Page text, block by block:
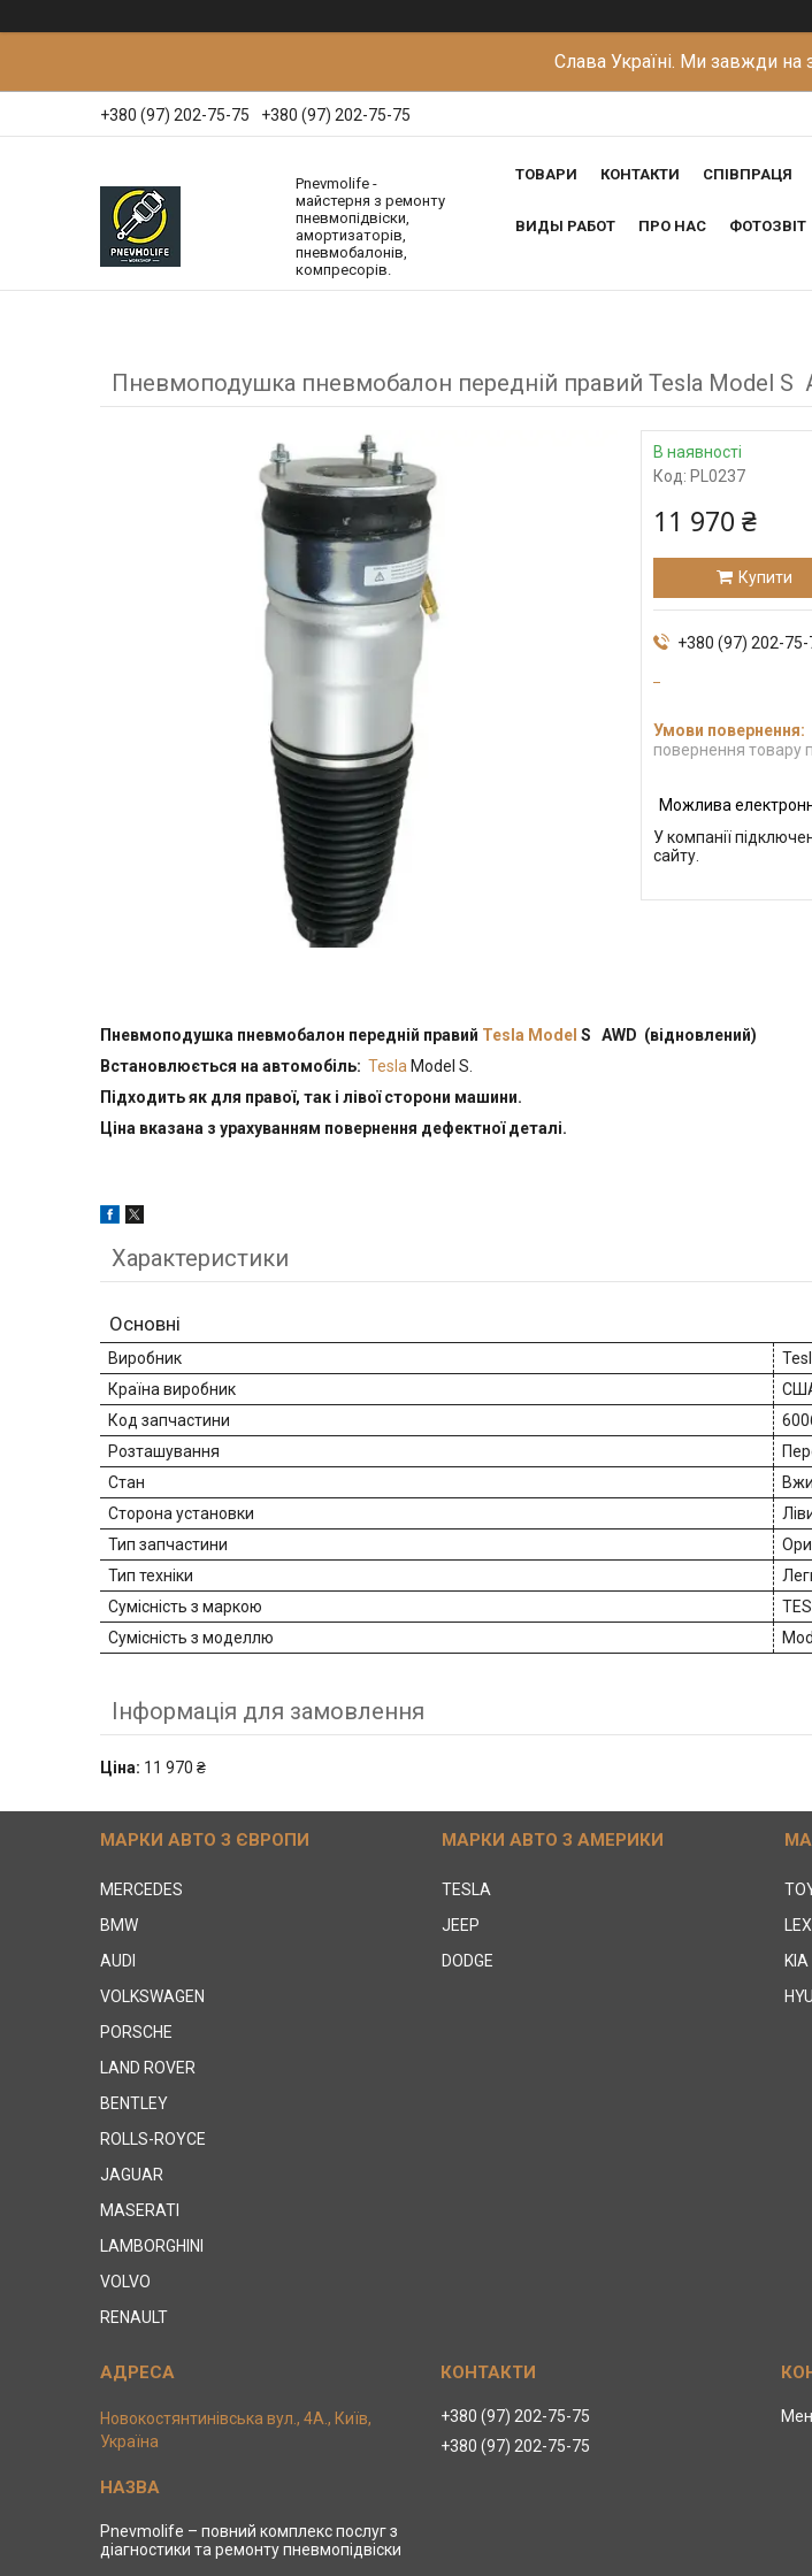
Слава Україні. Ми завжди на
+380 (97) 202-75-75 +380 (97) 202-75-75
Pnevmolife -
майстерня з ремонту
пневмопідвіски,
амортизаторів,
пневмобалонів,
компресорів.
ТОВАРИ КОНТАКТИ СПІВПРАЦЯ
ВИДЫ РАБОТ ПРО НАС ФОТОЗВІТ
Пневмоподушка пневмобалон передній правий Tesla Model S
В наявності
Код: PL0237
11 970 ₴
Купити
+380 (97) 202-75-
повернення товару
У компанії
сайту.
Пневмоподушка пневмобалон передній правий Tesla Model S AWD (відновлений)
Встановлюється на автомобіль: Tesla Model S.
Підходить як для правої, так і лівої сторони машини.
Ціна вказана з урахуванням повернення дефектної деталі.
Характеристики
Основні
Виробник
Країна виробник
Код запчастини
Розташування
Стан
Сторона установки
Тип запчастини
Тип техніки
Сумісність з маркою
Сумісність з моделлю
Інформація для замовлення
Ціна: 11 970 ₴
МАРКИ АВТО З ЄВРОПИ
MERCEDES
BMW
AUDI
VOLKSWAGEN
PORSCHE
LAND ROVER
BENTLEY
ROLLS-ROYCE
JAGUAR
MASERATI
LAMBORGHINI
VOLVO
RENAULT
МАРКИ АВТО З АМЕРИКИ
TESLA
JEEP
DODGE
KIA
Новокостянтинівська вул., 4А., Київ,
Україна
Pnevmolife – повний комплекс послуг з
діагностики та ремонту пневмопідвіски
+380 (97) 202-75-75
+380 (97) 202-75-75